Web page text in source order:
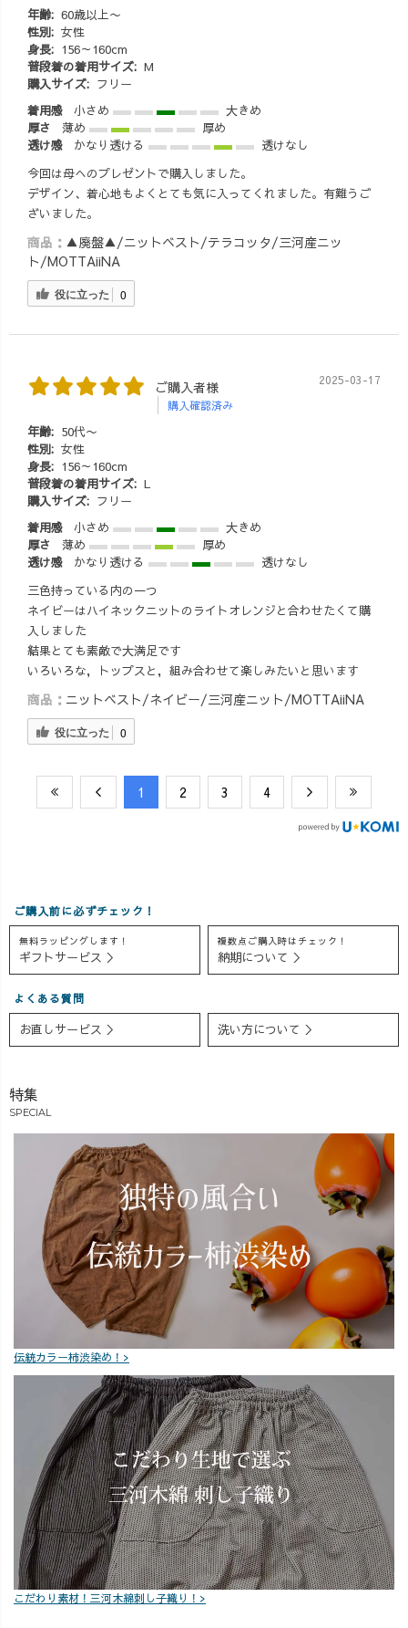
年齢: 60歳以上〜
性別: 女性
身長: 156～160cm
普段着の着用サイズ: M
購入サイズ: フリー
着用感
小さめ
大きめ
厚さ
薄め
厚め
透け感
かなり透ける
透けなし
今回は母へのプレゼントで購入しました。
デザイン、着心地もよくとても気に入ってくれました。有難うご
ざいました。
商品： ▲廃盤▲/ニットベスト/テラコッタ/三河産ニッ
ト/MOTTAiiNA
役に立った 0
ご購入者様
購入確認済み
2025-03-17
年齢: 50代〜
性別: 女性
身長: 156～160cm
普段着の着用サイズ: L
購入サイズ: フリー
着用感
小さめ
大きめ
厚さ
薄め
厚め
透け感
かなり透ける
透けなし
三色持っている内の一つ
ネイビーはハイネックニットのライトオレンジと合わせたくて購
入しました
結果とても素敵で大満足です
いろいろな，トップスと，組み合わせて楽しみたいと思います
商品： ニットベスト/ネイビー/三河産ニット/MOTTAiiNA
役に立った 0
​1 ​2 ​3 ​4
ご購入前に必ずチェック！
無料ラッピングします！
ギフトサービス ＞
複数点ご購入時はチェック！
納期について ＞
よくある質問
お直しサービス ＞ 洗い方について ＞
特集
SPECIAL
伝統カラー柿渋染め！>
こだわり素材！三河木綿刺し子織り！>